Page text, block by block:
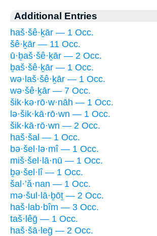
Additional Entries
haš·šê·ḵār — 1 Occ.
šê·ḵār — 11 Occ.
ū·ḇaš·šê·ḵār — 2 Occ.
ḇaš·šê·ḵār — 1 Occ.
wə·laš·šê·ḵār — 1 Occ.
wə·šê·ḵār — 7 Occ.
šik·kə·rō·w·nāh — 1 Occ.
lə·šik·kā·rō·wn — 1 Occ.
šik·kā·rō·wn — 2 Occ.
haš·šal — 1 Occ.
bə·šel·lə·mî — 1 Occ.
miš·šel·lā·nū — 1 Occ.
ḇə·šel·lî — 1 Occ.
šal·’ă·nan — 1 Occ.
mə·šul·lā·ḇōṯ — 2 Occ.
haš·lab·bîm — 3 Occ.
taš·lêḡ — 1 Occ.
haš·šā·leḡ — 2 Occ.